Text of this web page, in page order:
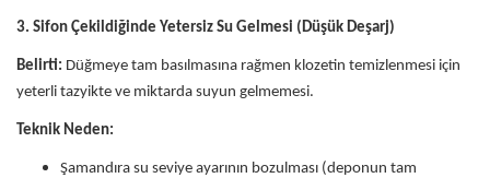
3. Sifon Çekildiğinde Yetersiz Su Gelmesi (Düşük Deşarj)
Belirti: Düğmeye tam basılmasına rağmen klozetin temizlenmesi için
yeterli tazyikte ve miktarda suyun gelmemesi.
Teknik Neden:
Şamandıra su seviye ayarının bozulması (deponun tam